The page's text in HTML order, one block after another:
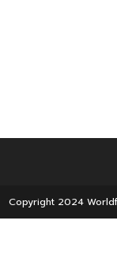
Copyright 2024